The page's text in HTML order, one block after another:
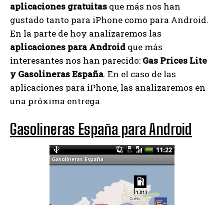
aplicaciones gratuitas que más nos han
gustado tanto para iPhone como para Android.
En la parte de hoy analizaremos las
aplicaciones para Android que más
interesantes nos han parecido: Gas Prices Lite
y Gasolineras España. En el caso de las
aplicaciones para iPhone, las analizaremos en
una próxima entrega.
Gasolineras España para Android